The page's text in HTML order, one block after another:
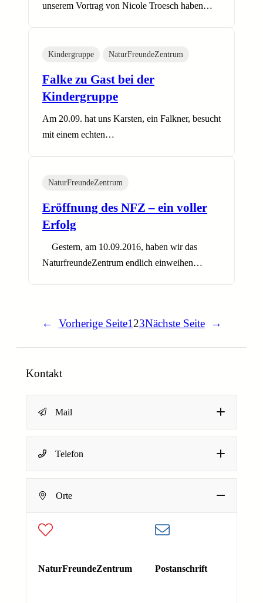
unserem Vortrag von Nicole Troesch haben…
Kindergruppe NaturFreundeZentrum
Falke zu Gast bei der
Kindergruppe
Am 20.09. hat uns Karsten, ein Falkner, besucht
mit einem echten…
NaturFreundeZentrum
Eröffnung des NFZ – ein voller
Erfolg
Gestern, am 10.09.2016, haben wir das
NaturfreundeZentrum endlich einweihen…
← Vorherige Seite1 23Nächste Seite →
Kontakt
Mail
E-Mail-Adresse
a
Telefon
Orte
NaturFreundeZentrum Postanschrift